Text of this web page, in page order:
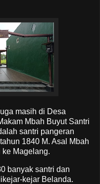
masih di Desa
Mbah Buyut Santri
santri pangeran
1840 M. Asal Mbah
ke Magelang.
banyak santri dan
kejar Belanda.